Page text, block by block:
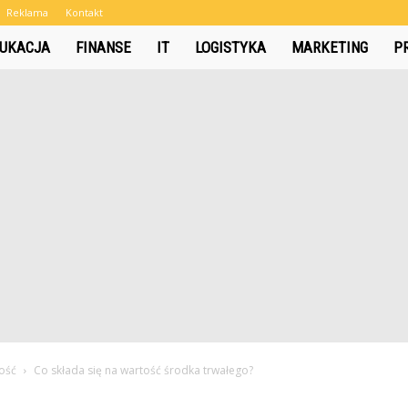
Reklama Kontakt
FINANSE IT LOGISTYKA MARKETING
Co składa się na wartość środka trwałego?